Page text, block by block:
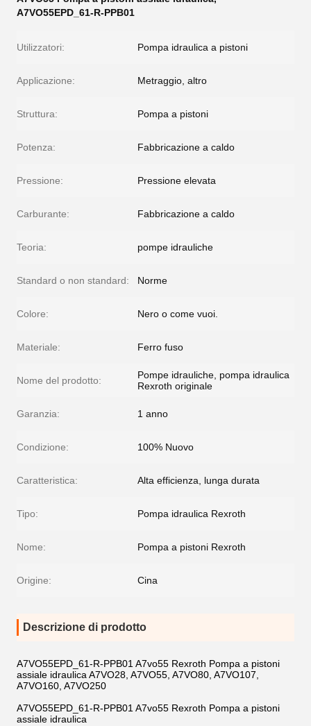
A7VO55EPD_61-R-PPB01
Utilizzatori: Pompa idraulica a pistoni
Applicazione: Metraggio, altro
Struttura: Pompa a pistoni
Potenza: Fabbricazione a caldo
Pressione: Pressione elevata
Carburante: Fabbricazione a caldo
Teoria: pompe idrauliche
Standard o non standard: Norme
Colore: Nero o come vuoi.
Materiale: Ferro fuso
Nome del prodotto:
Pompe idrauliche, pompa idraulica
Rexroth originale
Garanzia: 1 anno
Condizione: 100% Nuovo
Caratteristica: Alta efficienza, lunga durata
Tipo: Pompa idraulica Rexroth
Nome: Pompa a pistoni Rexroth
Origine: Cina
Descrizione di prodotto
A7VO55EPD_61-R-PPB01 A7vo55 Rexroth Pompa a pistoni
assiale idraulica A7VO28, A7VO55, A7VO80, A7VO107,
A7VO160, A7VO250
A7VO55EPD_61-R-PPB01 A7vo55 Rexroth Pompa a pistoni
assiale idraulica